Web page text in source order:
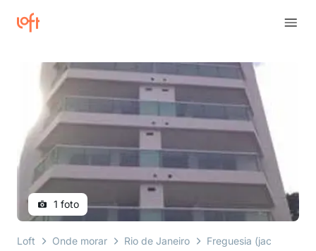
1 foto
Loft Onde morar Rio de Janeiro Freguesia